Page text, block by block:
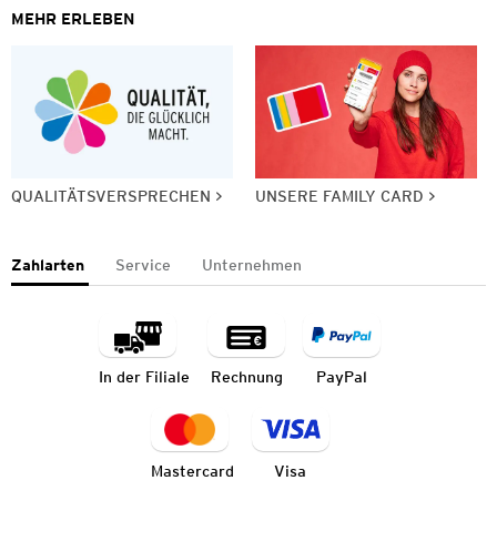
MEHR ERLEBEN
QUALITÄTSVERSPRECHEN UNSERE FAMILY CARD
Zahlarten Service Unternehmen
In der Filiale Rechnung PayPal
Mastercard Visa